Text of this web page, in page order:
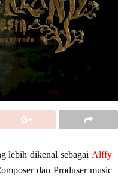
lebih dikenal sebagai Alffy
dan Produser music